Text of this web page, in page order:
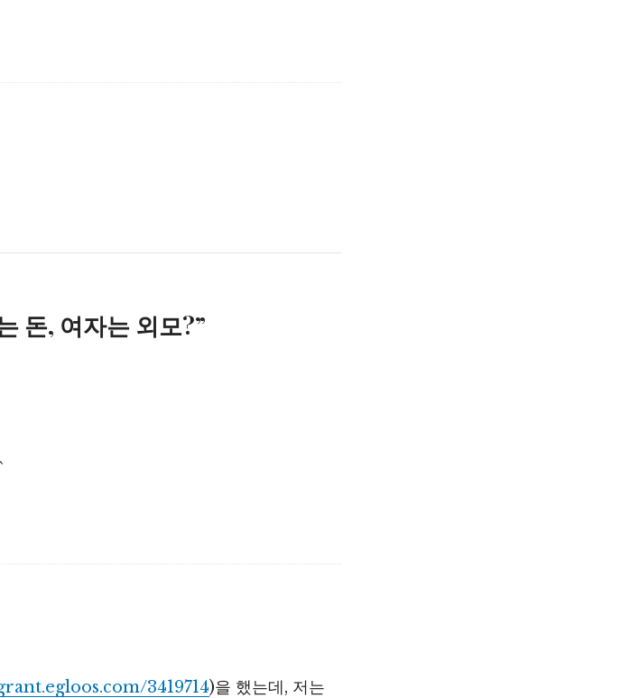
돈, 여자는 외모?”
3419714)을 했는데, 저는